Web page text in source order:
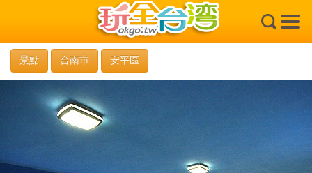
×
景點 台南市 安平區